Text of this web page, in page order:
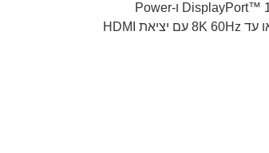
מגוון חיבורי I/O שומרים עליכם מחוברים ומאפשרים לכם להישאר פרודוקטיבים בכל מקום. חיבור Thunderbolt™ 4 המגוונן במיוחד עם DisplayPort™ 1.4 ו-Power
Delivery 3.0 מתלווה לשני חיבורי USB 3.2 Type-A עבור עכבר גיימינג, משטח משחק ואביזרים אחרים. הפעילו צגי 4K בקצב רענון גבוה, או עד 8K 60Hz עם יציאת HDMI